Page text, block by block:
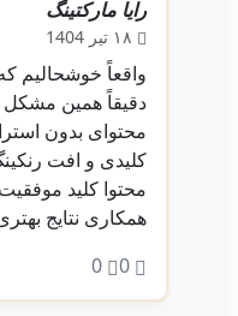
رایا مارکتینگ
۱۸ تیر 1404
واقعاً خوشحالیم
دقیقاً همین مشکل
محتوای بدون
کلیدی و افت
محتوا کلید
همکاری نتایج
0
0